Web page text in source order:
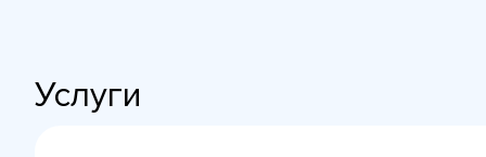
Услуги